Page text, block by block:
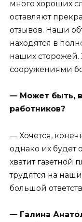
много хороших
оставляют
отзывов. Наши
находятся в
наших
сооружениями
— Может быть,
работников?
— Хочется,
однако их будет
хватит газетной
трудятся на
большой
— Галина